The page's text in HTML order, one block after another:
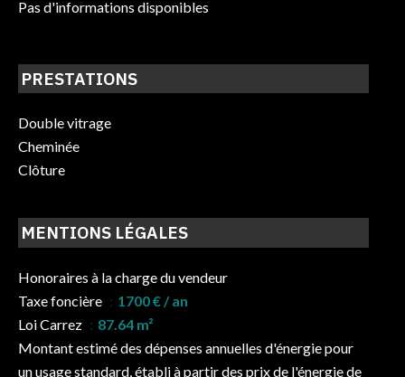
Pas d'informations disponibles
PRESTATIONS
Double vitrage
Cheminée
Clôture
MENTIONS LÉGALES
Honoraires à la charge du vendeur
Taxe foncière
1700 € / an
Loi Carrez
87.64 m²
Montant estimé des dépenses annuelles d'énergie pour
un usage standard, établi à partir des prix de l'énergie de